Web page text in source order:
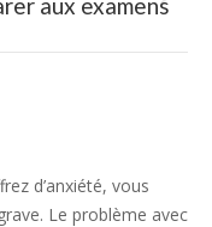
d’anxiété, vous
Le problème avec